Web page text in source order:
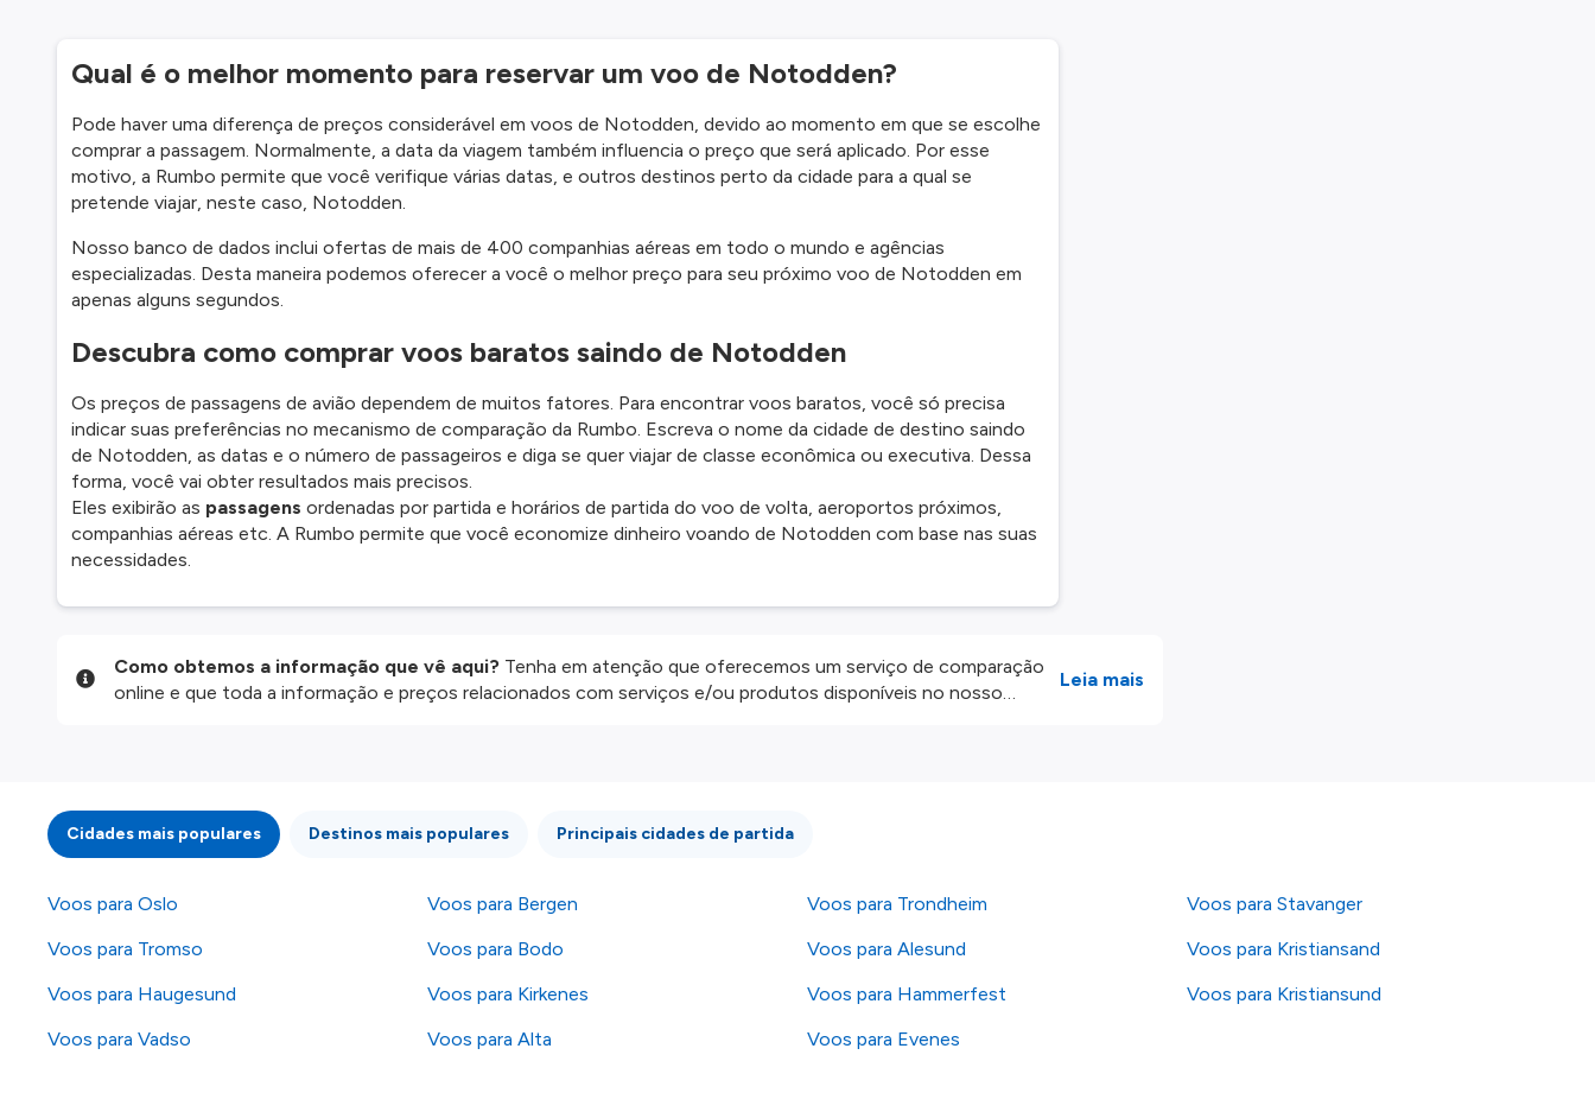
Qual é o melhor momento para reservar um voo de Notodden?
Pode haver uma diferença de preços considerável em voos de Notodden, devido ao momento em que se escolhe
comprar a passagem. Normalmente, a data da viagem também influencia o preço que será aplicado. Por esse
motivo, a Rumbo permite que você verifique várias datas, e outros destinos perto da cidade para a qual se
pretende viajar, neste caso, Notodden.
Nosso banco de dados inclui ofertas de mais de 400 companhias aéreas em todo o mundo e agências
especializadas. Desta maneira podemos oferecer a você o melhor preço para seu próximo voo de Notodden em
apenas alguns segundos.
Descubra como comprar voos baratos saindo de Notodden
Os preços de passagens de avião dependem de muitos fatores. Para encontrar voos baratos, você só precisa
indicar suas preferências no mecanismo de comparação da Rumbo. Escreva o nome da cidade de destino saindo
de Notodden, as datas e o número de passageiros e diga se quer viajar de classe econômica ou executiva. Dessa
forma, você vai obter resultados mais precisos.
Eles exibirão as passagens ordenadas por partida e horários de partida do voo de volta, aeroportos próximos,
companhias aéreas etc. A Rumbo permite que você economize dinheiro voando de Notodden com base nas suas
necessidades.
Como obtemos a informação que vê aqui? Tenha em atenção que oferecemos um serviço de comparação
online e que toda a informação e preços relacionados com serviços e/ou produtos disponíveis no nosso
Leia mais
Cidades mais populares Destinos mais populares Principais cidades de partida
Voos para Oslo Voos para Bergen Voos para Trondheim
Voos para Stavanger
Voos para Tromso
Voos para Bodo Voos para Alesund
Voos para Kristiansand
Voos para Haugesund
Voos para Kirkenes Voos para Hammerfest
Voos para Kristiansund
Voos para Vadso
Voos para Alta Voos para Evenes